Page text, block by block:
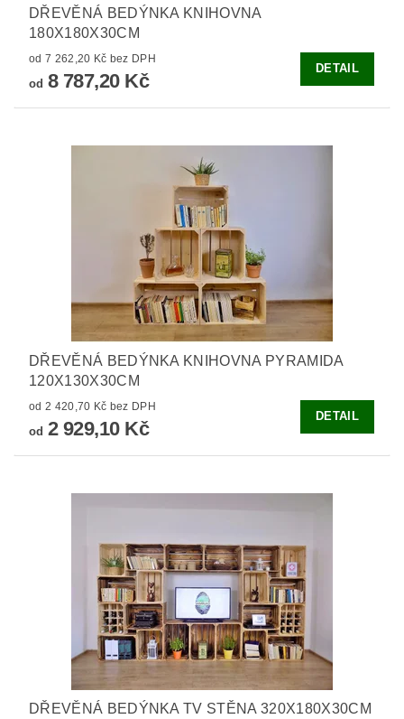
DŘEVĚNÁ BEDÝNKA KNIHOVNA
180X180X30CM
od 7 262,20 Kč bez DPH
od 8 787,20 Kč
DETAIL
DŘEVĚNÁ BEDÝNKA KNIHOVNA PYRAMIDA
120X130X30CM
od 2 420,70 Kč bez DPH
od 2 929,10 Kč
DETAIL
DŘEVĚNÁ BEDÝNKA TV STĚNA 320X180X30CM